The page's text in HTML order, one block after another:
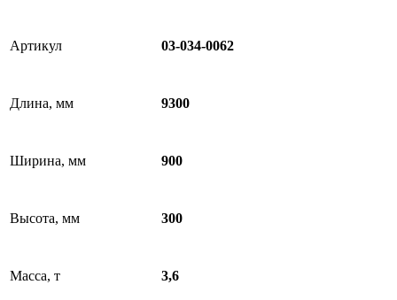
Артикул 03-034-0062
Длина, мм 9300
Ширина, мм 900
Высота, мм 300
Масса, т 3,6